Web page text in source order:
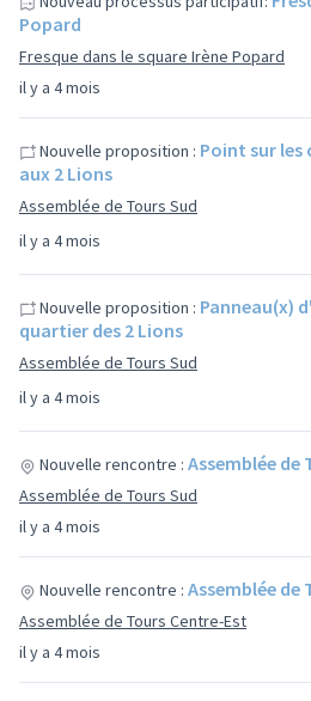
il y a 4 mois
Popard
Fresque dans le square Irène Popard
il y a 4 mois
Nouvelle proposition : Point sur
aux 2 Lions
Assemblée de Tours Sud
il y a 4 mois
Nouvelle proposition : Panneau(x)
quartier des 2 Lions
Assemblée de Tours Sud
il y a 4 mois
Nouvelle rencontre : Assemblée de
Assemblée de Tours Sud
il y a 4 mois
Nouvelle rencontre : Assemblée de
Assemblée de Tours Centre-Est